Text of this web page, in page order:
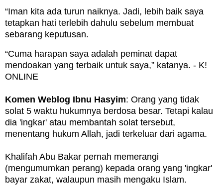
“Iman kita ada turun naiknya. Jadi, lebih baik saya
tetapkan hati terlebih dahulu sebelum membuat
sebarang keputusan.
“Cuma harapan saya adalah peminat dapat
mendoakan yang terbaik untuk saya,” katanya. - K!
ONLINE
Komen Weblog Ibnu Hasyim: Orang yang tidak
solat 5 waktu hukumnya berdosa besar. Tetapi kalau
dia 'ingkar' atau membantah solat tersebut,
menentang hukum Allah, jadi terkeluar dari agama.
Khalifah Abu Bakar pernah memerangi
(mengumumkan perang) kepada orang yang 'ingkar'
bayar zakat, walaupun masih mengaku Islam.